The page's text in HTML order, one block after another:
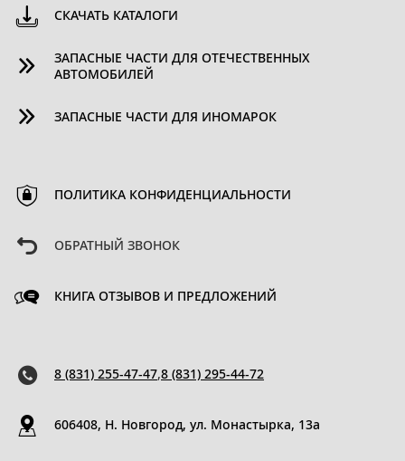
СКАЧАТЬ КАТАЛОГИ
ЗАПАСНЫЕ ЧАСТИ ДЛЯ ОТЕЧЕСТВЕННЫХ
АВТОМОБИЛЕЙ
ЗАПАСНЫЕ ЧАСТИ ДЛЯ ИНОМАРОК
ПОЛИТИКА КОНФИДЕНЦИАЛЬНОСТИ
ОБРАТНЫЙ ЗВОНОК
КНИГА ОТЗЫВОВ И ПРЕДЛОЖЕНИЙ
8 (831) 255-47-47,8 (831) 295-44-72
606408, Н. Новгород, ул. Монастырка, 13a